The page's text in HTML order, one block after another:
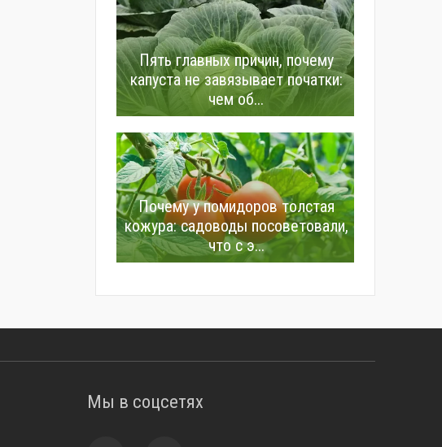
Пять главных причин, почему
капуста не завязывает початки:
чем об...
Почему у помидоров толстая
кожура: садоводы посоветовали,
что с э...
Мы в соцсетях